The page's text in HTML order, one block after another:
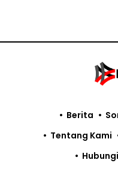
Berita
Tentang Kami